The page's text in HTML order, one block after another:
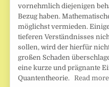
vornehmlich diejenigen
Bezug haben.
möglichst vermieden.
tieferen Verständnisses
sollen, wird der hierfür
großen Schaden
eine kurze und prägnante
Quantentheorie. Read